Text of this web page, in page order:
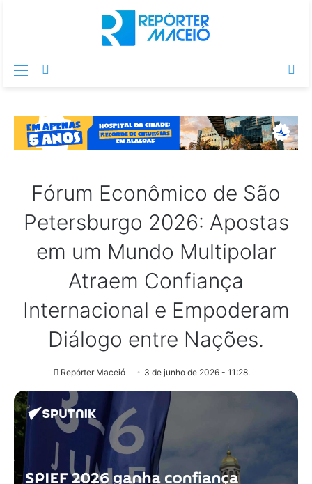
Menu
Fórum Econômico de São
Petersburgo 2026: Apostas
em um Mundo Multipolar
Atraem Confiança
Internacional e Empoderam
Diálogo entre Nações.
Repórter Maceió 3 de junho de 2026 - 11:28.